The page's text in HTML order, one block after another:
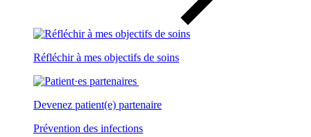
Réfléchir à mes objectifs de soins
Devenez patient(e) partenaire
Prévention des infections